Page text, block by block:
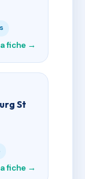
fiche →
St
fiche →